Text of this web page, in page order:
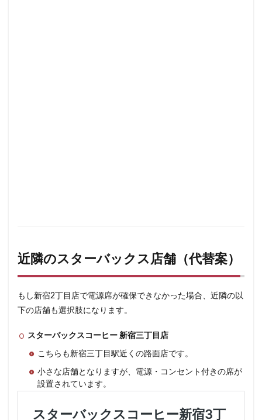
近隣のスターバックス店舗（代替案）
もし新宿2丁目店で電源席が確保できなかった場合、近隣の以
下の店舗も選択肢になります。
スターバックスコーヒー 新宿三丁目店
こちらも新宿三丁目駅近くの路面店です。
小さな店舗となりますが、電源・コンセント付きの席が
設置されています。